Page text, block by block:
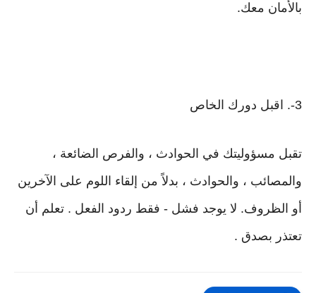
بالأمان معك.
3-. اقبل دورك الخاص
تقبل مسؤوليتك في الحوادث ، والفرص الضائعة ،
والمصائب ، والحوادث ، بدلاً من إلقاء اللوم على الآخرين
أو الظروف. لا يوجد فشل - فقط ردود الفعل . تعلم أن
تعتذر بصدق .